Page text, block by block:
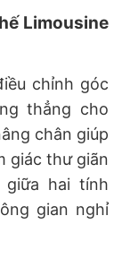
Limousine
chỉnh góc
thẳng cho
chân giúp
giác thư giãn
hai tính
gian nghỉ